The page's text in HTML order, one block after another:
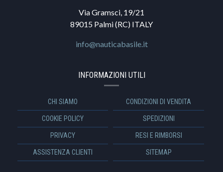
Via Gramsci, 19/21
89015 Palmi (RC) ITALY
info@nauticabasile.it
INFORMAZIONI UTILI
CHI SIAMO CONDIZIONI DI VENDITA
COOKIE POLICY SPEDIZIONI
PRIVACY RESI E RIMBORSI
ASSISTENZA CLIENTI SITEMAP